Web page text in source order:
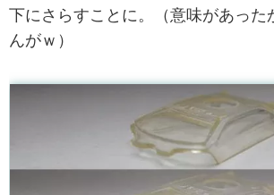
下にさらすことに。（意味があった
んがｗ）